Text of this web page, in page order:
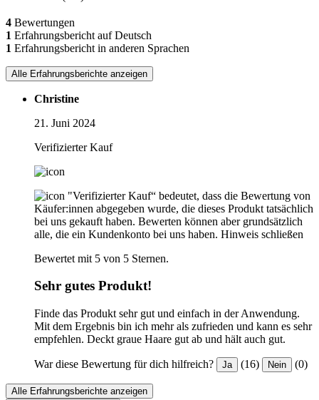
4 Bewertungen
1 Erfahrungsbericht auf Deutsch
1 Erfahrungsbericht in anderen Sprachen
Alle Erfahrungsberichte anzeigen
Christine
21. Juni 2024
Verifizierter Kauf
"Verifizierter Kauf“ bedeutet, dass die Bewertung von
Käufer:innen abgegeben wurde, die dieses Produkt tatsächlich
bei uns gekauft haben. Bewerten können aber grundsätzlich
alle, die ein Kundenkonto bei uns haben. Hinweis schließen
Bewertet mit 5 von 5 Sternen.
Sehr gutes Produkt!
Finde das Produkt sehr gut und einfach in der Anwendung.
Mit dem Ergebnis bin ich mehr als zufrieden und kann es sehr
empfehlen. Deckt graue Haare gut ab und hält auch gut.
War diese Bewertung für dich hilfreich? Ja (16) Nein (0)
Alle Erfahrungsberichte anzeigen